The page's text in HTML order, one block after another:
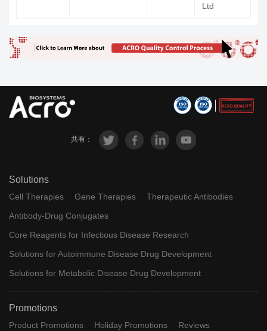
Trontinema
RG-6102
F.
INA-03
KK2260;
KK-2260
ABX-1100
Aro
Ltd
共有：
Solutions
Cell Therapies Gene Therapies
Therapeutic Antibodies
Antibody-Drug Conjugates
Core Reagents for Infectious Disease Research
Solutions for Autoimmune Disease Drug Development
Solutions for Metabolic Disease Drug Development
Promotions
Product Promotions Holiday Promotions
Reviews